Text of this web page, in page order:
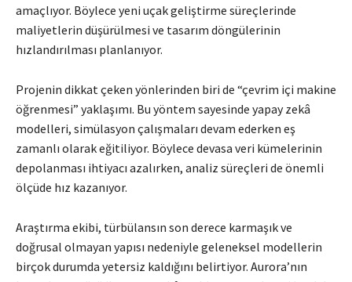
amaçlıyor. Böylece yeni uçak geliştirme süreçlerinde
maliyetlerin düşürülmesi ve tasarım döngülerinin
hızlandırılması planlanıyor.
Projenin dikkat çeken yönlerinden biri de “çevrim içi makine
öğrenmesi” yaklaşımı. Bu yöntem sayesinde yapay zekâ
modelleri, simülasyon çalışmaları devam ederken eş
zamanlı olarak eğitiliyor. Böylece devasa veri kümelerinin
depolanması ihtiyacı azalırken, analiz süreçleri de önemli
ölçüde hız kazanıyor.
Araştırma ekibi, türbülansın son derece karmaşık ve
doğrusal olmayan yapısı nedeniyle geleneksel modellerin
birçok durumda yetersiz kaldığını belirtiyor. Aurora’nın